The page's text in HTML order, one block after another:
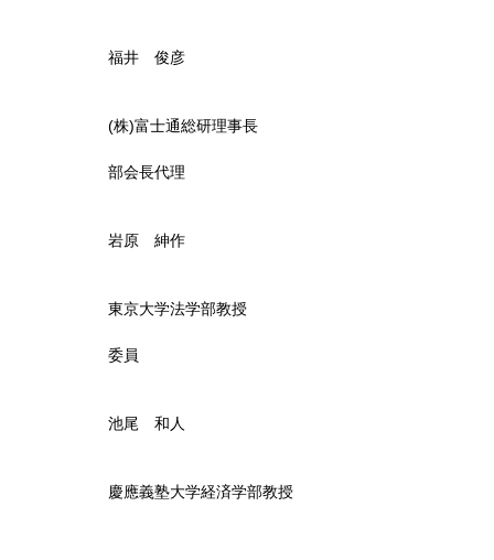
福井 俊彦
(株)富士通総研理事長
部会長代理
岩原 紳作
東京大学法学部教授
委員
池尾 和人
慶應義塾大学経済学部教授